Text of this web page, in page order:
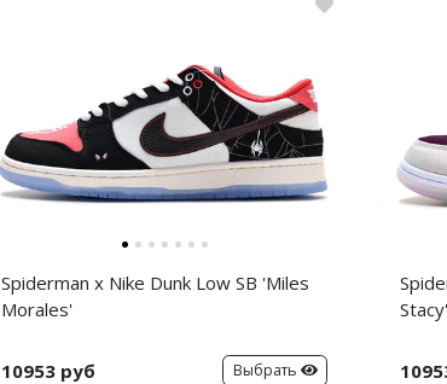
Spiderman x Nike Dunk Low SB 'Miles
Morales'
10953 руб Выбрать
Stacy'